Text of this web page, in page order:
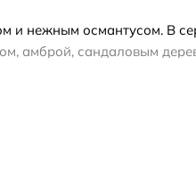
и нежным османтусом. В
амброй, сандаловым